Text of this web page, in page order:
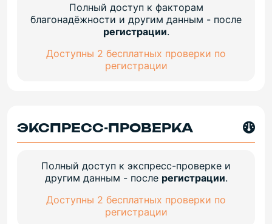
Полный доступ к факторам
благонадёжности и другим данным - после
регистрации.
Доступны 2 бесплатных проверки по
регистрации
ЭКСПРЕСС-ПРОВЕРКА
Полный доступ к экспресс-проверке и
другим данным - после регистрации.
Доступны 2 бесплатных проверки по
регистрации